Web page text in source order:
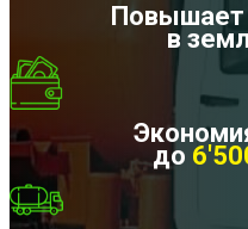
Повышает
в
до